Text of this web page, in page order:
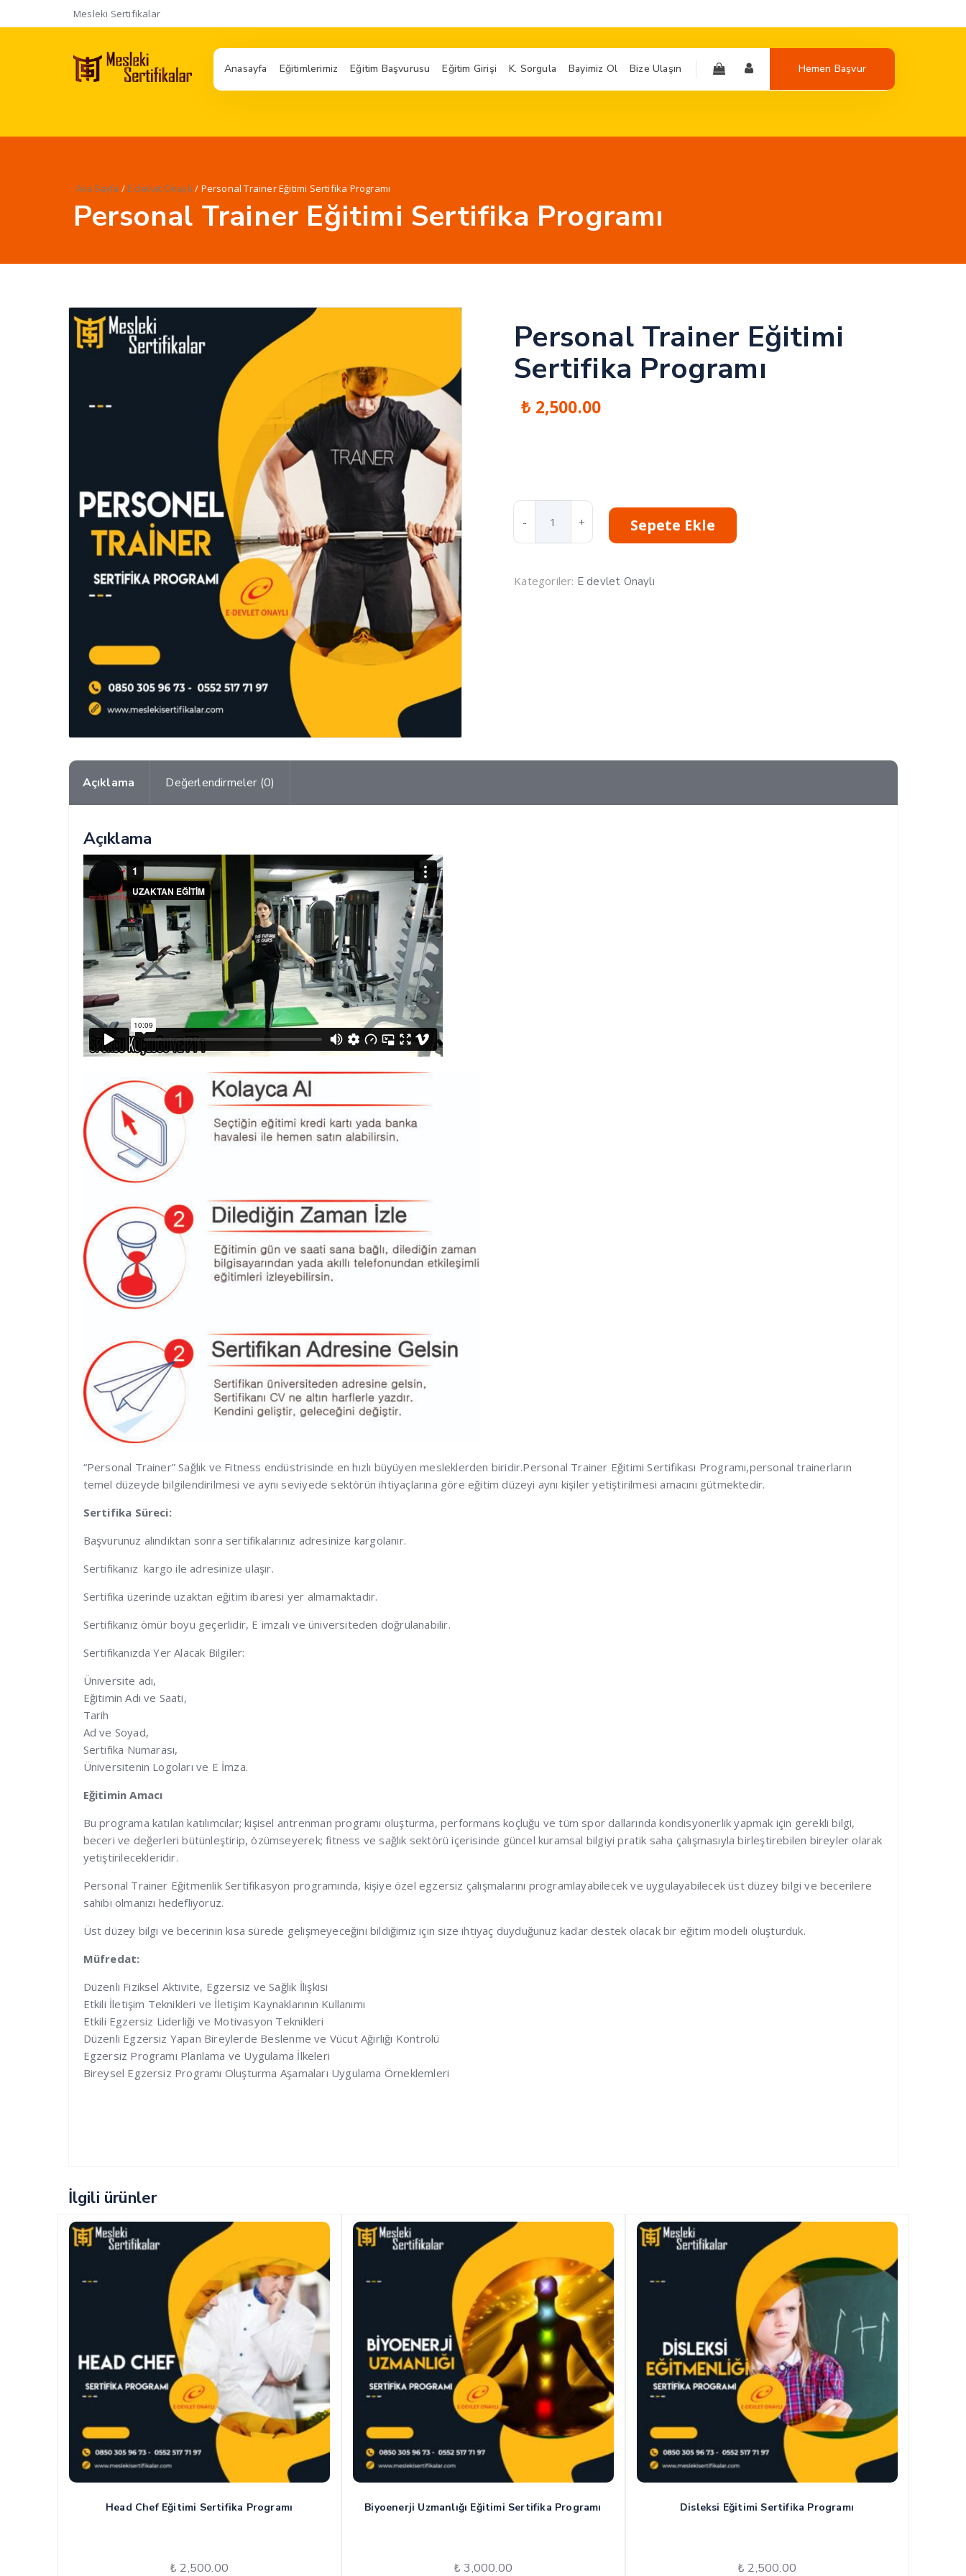
Mesleki Sertifikalar
Anasayfa Eğitimlerimiz Eğitim Başvurusu Eğitim Girişi K. Sorgula Bayimiz Ol Bize Ulaşın Hemen Başvur
Ana Sayfa / E devlet Onaylı / Personal Trainer Eğitimi Sertifika Programı
Personal Trainer Eğitimi Sertifika Programı
Personal Trainer Eğitimi
Sertifika Programı
₺ 2,500.00
Trainer
Eğitimi
Programı
Sepete Ekle
Kategoriler: E devlet Onaylı
Açıklama Değerlendirmeler (0)
Açıklama
“Personal Trainer” Sağlık ve Fitness endüstrisinde en hızlı büyüyen mesleklerden biridir.Personal Trainer Eğitimi Sertifikası Programı,personal trainerların
temel düzeyde bilgilendirilmesi ve aynı seviyede sektörün ihtiyaçlarına göre eğitim düzeyi aynı kişiler yetiştirilmesi amacını gütmektedir.
Sertifika Süreci:
Başvurunuz alındıktan sonra sertifikalarınız adresinize kargolanır.
Sertifikanız kargo ile adresinize ulaşır.
Sertifika üzerinde uzaktan eğitim ibaresi yer almamaktadır.
Sertifikanız ömür boyu geçerlidir, E imzalı ve üniversiteden doğrulanabilir.
Sertifikanızda Yer Alacak Bilgiler:
Üniversite adı,
Eğitimin Adı ve Saati,
Tarih
Ad ve Soyad,
Sertifika Numarası,
Üniversitenin Logoları ve E İmza.
Eğitimin Amacı
Bu programa katılan katılımcılar; kişisel antrenman programı oluşturma, performans koçluğu ve tüm spor dallarında kondisyonerlik yapmak için gerekli bilgi,
beceri ve değerleri bütünleştirip, özümseyerek; fitness ve sağlık sektörü içerisinde güncel kuramsal bilgiyi pratik saha çalışmasıyla birleştirebilen bireyler olarak
yetiştirilecekleridir.
Personal Trainer Eğitmenlik Sertifikasyon programında, kişiye özel egzersiz çalışmalarını programlayabilecek ve uygulayabilecek üst düzey bilgi ve becerilere
sahibi olmanızı hedefliyoruz.
Üst düzey bilgi ve becerinin kısa sürede gelişmeyeceğini bildiğimiz için size ihtiyaç duyduğunuz kadar destek olacak bir eğitim modeli oluşturduk.
Müfredat:
Düzenli Fiziksel Aktivite, Egzersiz ve Sağlık İlişkisi
Etkili İletişim Teknikleri ve İletişim Kaynaklarının Kullanımı
Etkili Egzersiz Liderliği ve Motivasyon Teknikleri
Düzenli Egzersiz Yapan Bireylerde Beslenme ve Vücut Ağırlığı Kontrolü
Egzersiz Programı Planlama ve Uygulama İlkeleri
Bireysel Egzersiz Programı Oluşturma Aşamaları Uygulama Örneklemleri
İlgili ürünler
Head Chef Eğitimi Sertifika Programı
₺ 2,500.00
Biyoenerji Uzmanlığı Eğitimi Sertifika Programı
₺ 3,000.00
Disleksi Eğitimi Sertifika Programı
₺ 2,500.00